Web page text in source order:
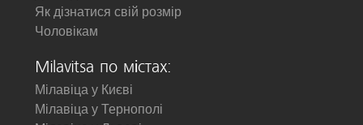
Як дізнатися свій розмір
Чоловікам
Milavitsa по містах:
Мілавіца у Києві
Мілавіца у Тернополі